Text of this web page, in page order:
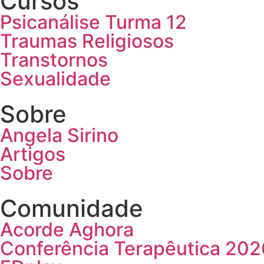
Psicanálise Turma 12
Traumas Religiosos
Transtornos
Sexualidade
Sobre
Angela Sirino
Artigos
Sobre
Comunidade
Acorde Aghora
Conferência Terapêutica